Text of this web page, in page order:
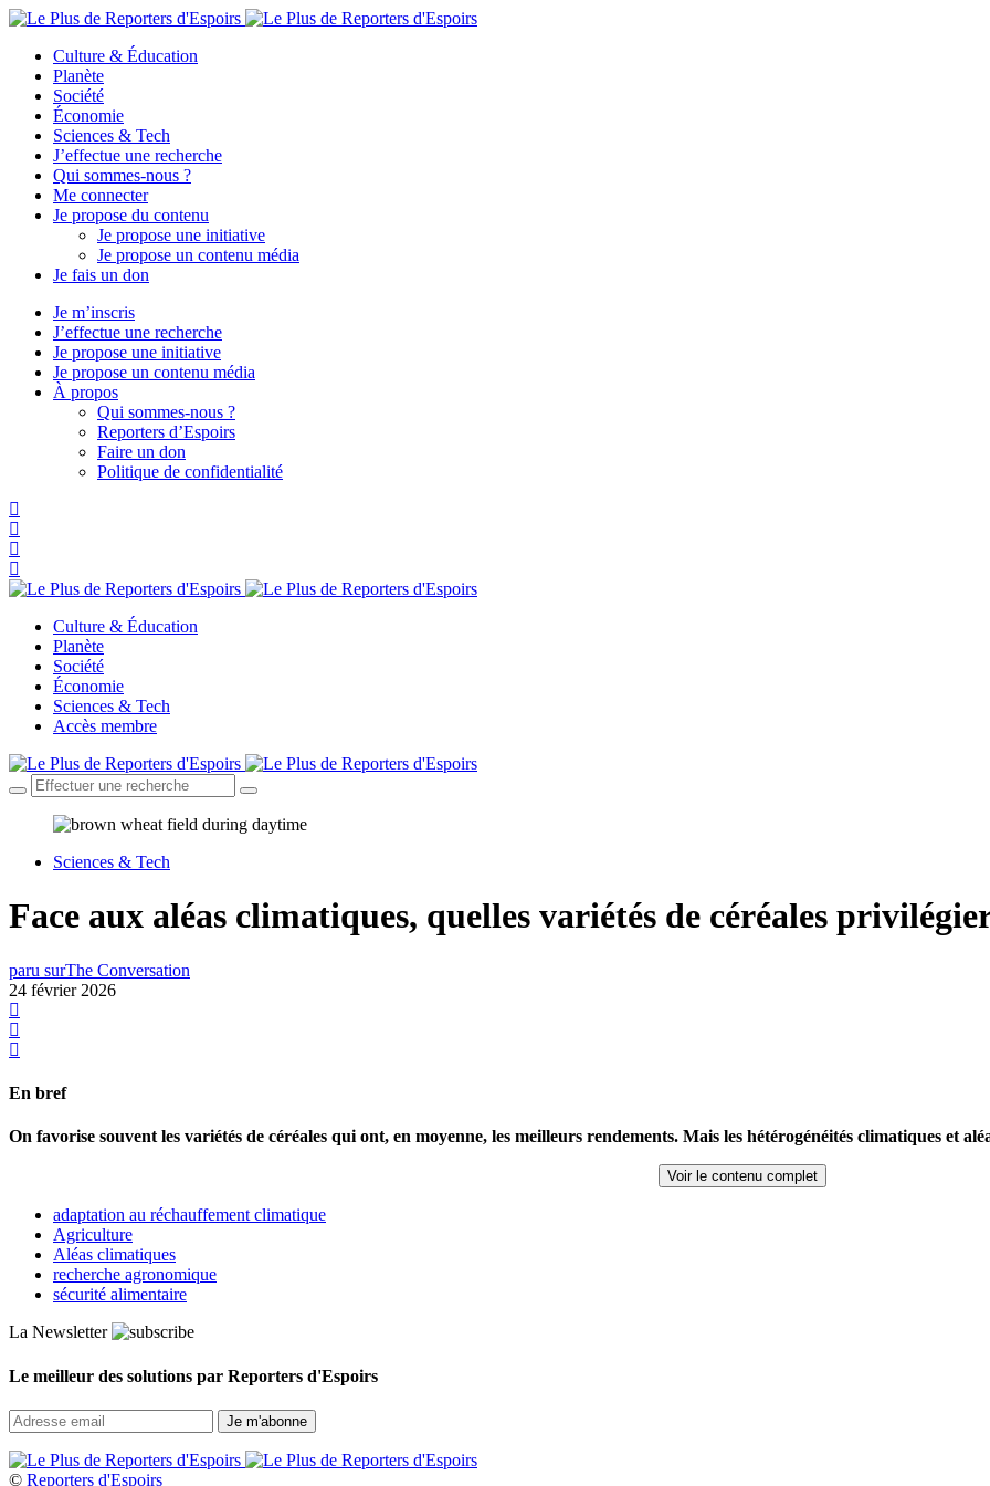
Culture & Éducation
Planète
Société
Économie
Sciences & Tech
J’effectue une recherche
Qui sommes-nous ?
Me connecter
Je propose du contenu
Je propose une initiative
Je propose un contenu média
Je fais un don
Je m’inscris
J’effectue une recherche
Je propose une initiative
Je propose un contenu média
À propos
Qui sommes-nous ?
Reporters d’Espoirs
Faire un don
Politique de confidentialité
Culture & Éducation
Planète
Société
Économie
Sciences & Tech
Accès membre
Sciences & Tech
Face aux aléas climatiques, quelles variétés de céréales
paru surThe Conversation
24 février 2026
En bref
On favorise souvent les variétés de céréales qui ont, en moyenne, les meilleurs rendements. Mais les hétérogénéités climatiques et
Voir le contenu complet
adaptation au réchauffement climatique
Agriculture
Aléas climatiques
recherche agronomique
sécurité alimentaire
La Newsletter
Le meilleur des solutions par Reporters d'Espoirs
© Reporters d'Espoirs